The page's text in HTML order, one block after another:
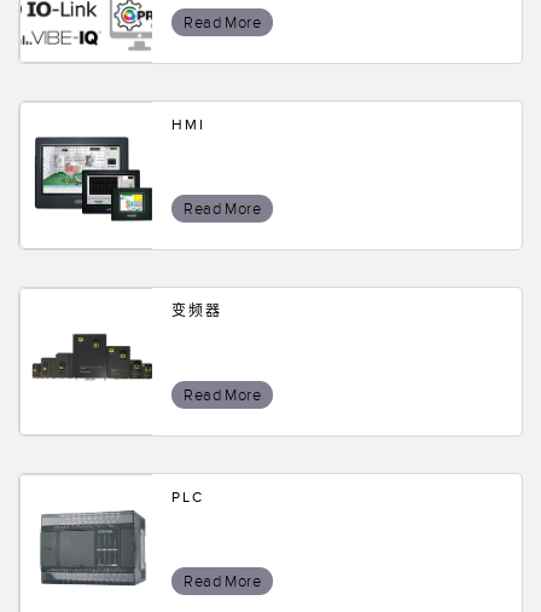
Read More
HMI
Read More
变频器
Read More
PLC
Read More